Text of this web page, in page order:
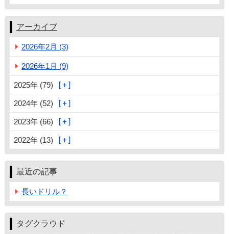
アーカイブ
2026年2月 (3)
2026年1月 (9)
2025年 (79)
2024年 (52)
2023年 (66)
2022年 (13)
最近の記事
長いドリル？
タグクラウド